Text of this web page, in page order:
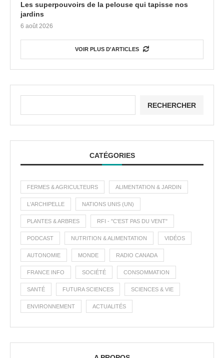
Les superpouvoirs de la pelouse qui tapisse nos
jardins
6 août 2026
VOIR PLUS D'ARTICLES
RECHERCHER
CATÉGORIES
FERMES & AGRICULTEURS ALIMENTATION & JARDIN
L'ARCHIPELLE NATIONS UNIS (UN)
PLANTES & ARBRES RFI - "C'EST PAS DU VENT"
PODCAST NUTRITION & ALIMENTATION VIDÉOS
AUTONOMIE MONDE RADIO CANADA
FRANCE INFO SOCIÉTÉ CONSOMMATION
SANTÉ FUTURA SCIENCES SCIENCES & VIE
ENVIRONNEMENT ACTUALITÉS